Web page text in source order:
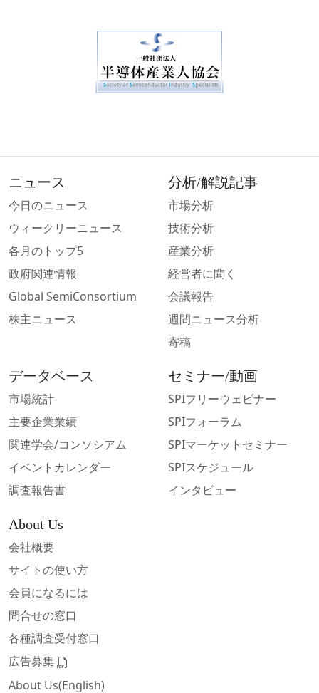
ニュース
今日のニュース
ウィークリーニュース
各月のトップ5
政府関連情報
Global SemiConsortium
株主ニュース
分析/解説記事
市場分析
技術分析
産業分析
経営者に聞く
会議報告
週間ニュース分析
寄稿
データベース
市場統計
主要企業業績
関連学会/コンソシアム
イベントカレンダー
調査報告書
セミナー/動画
SPIフリーウェビナー
SPIフォーラム
SPIマーケットセミナー
SPIスケジュール
インタビュー
About Us
会社概要
サイトの使い方
会員になるには
問合せの窓口
各種調査受付窓口
広告募集
About Us(English)